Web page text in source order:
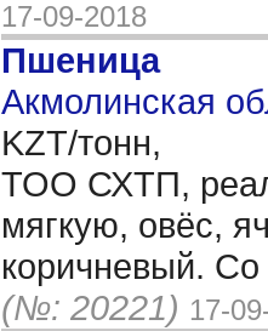
17-09-2018
Пшеница
Акмолинская
KZT/тонн,
ТОО СХТП,
мягкую, овёс,
коричневый. Со
(№: 20221) 17-